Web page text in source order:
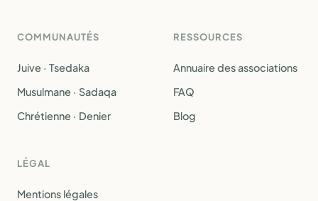
COMMUNAUTÉS
Juive · Tsedaka
Musulmane · Sadaqa
Chrétienne · Denier
RESSOURCES
Annuaire des associations
FAQ
Blog
LÉGAL
Mentions légales